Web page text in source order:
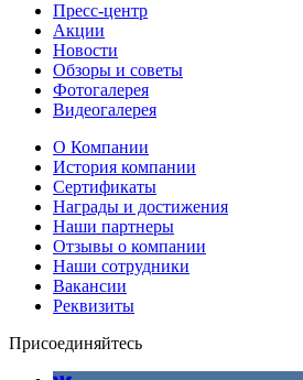
Пресс-центр
Акции
Новости
Обзоры и советы
Фотогалерея
Видеогалерея
О Компании
История компании
Сертификаты
Награды и достижения
Наши партнеры
Отзывы о компании
Наши сотрудники
Вакансии
Реквизиты
Присоединяйтесь